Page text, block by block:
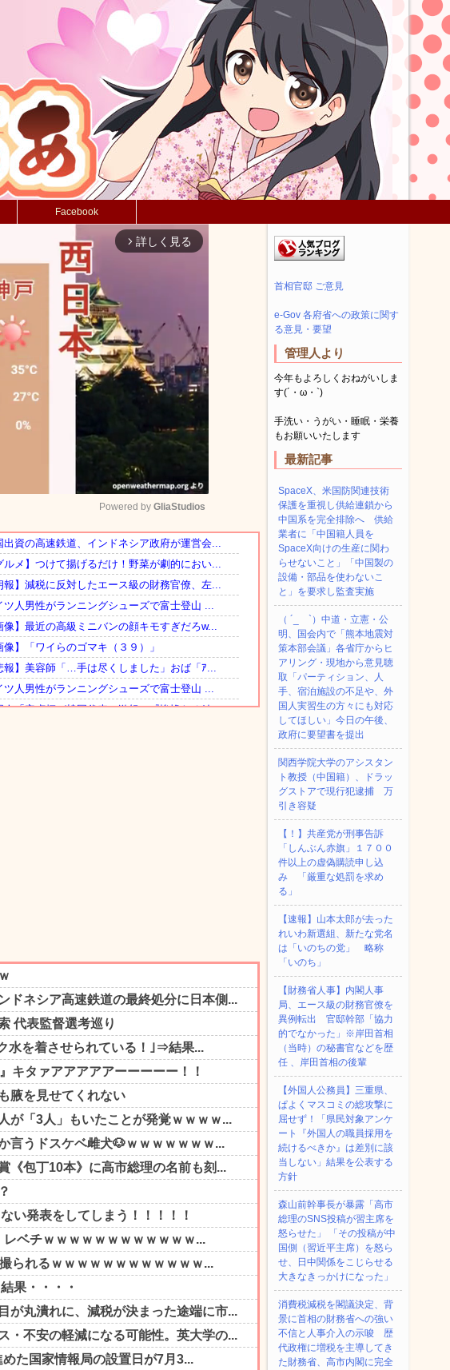
Facebook
arrow_forward_ios 詳しく見る
Mute
Powered by GliaStudios
首相官邸 ご意見
e-Gov 各府省への政策に関す
る意見・要望
管理人より
今年もよろしくおねがいしま
す(´・ω・`)
手洗い・うがい・睡眠・栄養
もお願いいたします
最新記事
SpaceX、米国防関連技術
保護を重視し供給連鎖から
中国系を完全排除へ 供給
業者に「中国籍人員を
SpaceX向けの生産に関わ
らせないこと」「中国製の
設備・部品を使わないこ
と」を要求し監査実施
（ ´_ゝ`）中道・立憲・公
明、国会内で「熊本地震対
策本部会議」各省庁からヒ
アリング・現地から意見聴
取「パーティション、人
手、宿泊施設の不足や、外
国人実習生の方々にも対応
してほしい」今日の午後、
政府に要望書を提出
関西学院大学のアシスタン
ト教授（中国籍）、ドラッ
グストアで現行犯逮捕 万
引き容疑
【！】共産党が刑事告訴
「しんぶん赤旗」１７００
件以上の虚偽購読申し込
み 「厳重な処罰を求め
る」
【速報】山本太郎が去った
れいわ新選組、新たな党名
は「いのちの党」 略称
「いのち」
【財務省人事】内閣人事
局、エース級の財務官僚を
異例転出 官邸幹部「協力
的でなかった」※岸田首相
（当時）の秘書官などを歴
任 、岸田首相の後輩
【外国人公務員】三重県、
ぱよくマスコミの総攻撃に
屈せず！「県民対象アンケ
ート『外国人の職員採用を
続けるべきか』は差別に該
当しない」結果を公表する
方針
森山前幹事長が暴露「高市
総理のSNS投稿が習主席を
怒らせた」 「その投稿が中
国側（習近平主席）を怒ら
せ、日中関係をこじらせる
大きなきっかけになった」
消費税減税を閣議決定、背
景に首相の財務省への強い
不信と人事介入の示唆 歴
代政権に増税を主導してき
た財務省、高市内閣に完全